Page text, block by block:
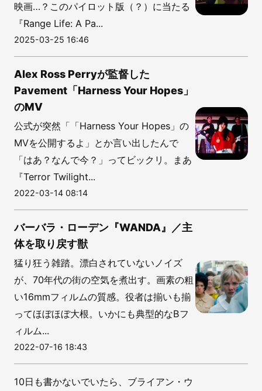
映画…？このパイロット版（？）に当たる
『Range Life: A Pa...
2025-03-25 16:46
Alex Ross Perryが監督した
Pavement「Harness Your Hopes」
のMV
公式が突然「「Harness Your Hopes」の
MVを公開するよ」とか言い出したんで
「はあ？なんで今？」ってビックリ。まあ
『Terror Twilight...
2022-03-14 08:14
バーバラ・ローデン『WANDA』／主
体を取り戻す獣
猛り狂う雑踏。漂白されていないノイズ
が、70年代の街の空気を煮出す。画素の粗
い16mmフィルムの質感。役者は揃いも揃
ってほぼほぼ大根。いかにも典型的なBフ
ィルム...
2022-07-16 18:43
10日も書かないでいたら、ブライアン・ウ